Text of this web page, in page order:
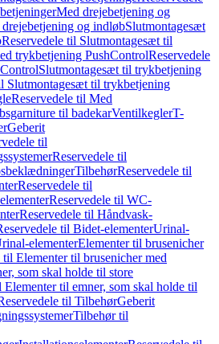
Med drejebetjening og
og indløbSlutmontagesæt
Reservedele til Slutmontagesæt til
trykbetjening PushControlReservedele
Slutmontagesæt til trykbetjening
Slutmontagesæt til trykbetjening
Reservedele til Med
til badekarVentilkeglerT-
Geberit
til
Reservedele til
TilbehørReservedele til
Reservedele til
Reservedele til WC-
Reservedele til Håndvask-
til Bidet-elementerUrinal-
elementerElementer til brusenicher
til Elementer til brusenicher med
som skal holde til store
Elementer til emner, som skal holde til
til TilbehørGeberit
Tilbehør til